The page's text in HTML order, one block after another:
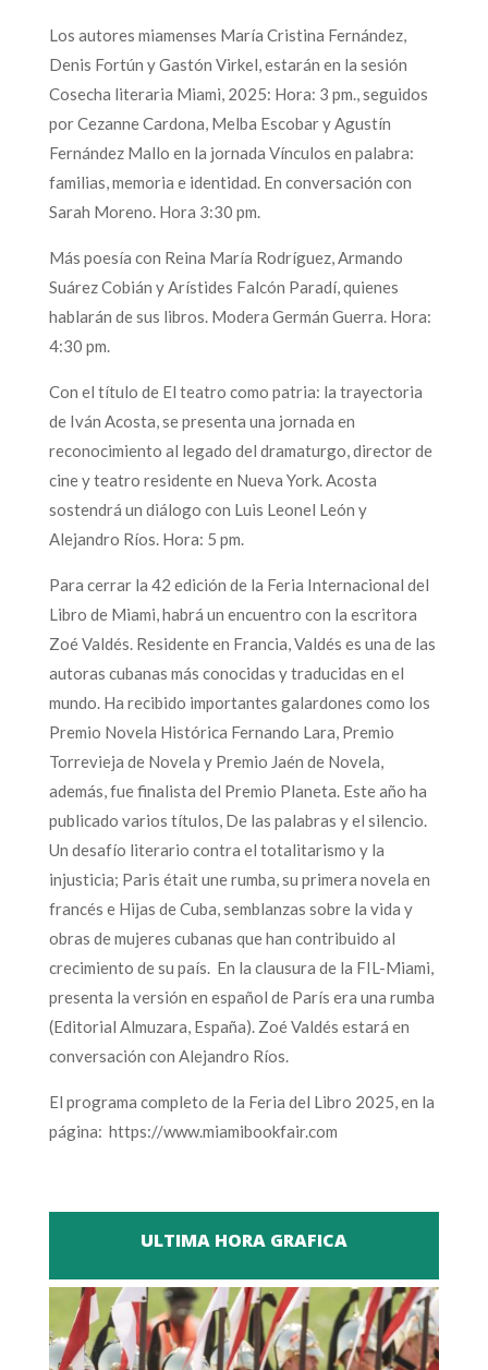
Los autores miamenses María Cristina Fernández,
Denis Fortún y Gastón Virkel, estarán en la sesión
Cosecha literaria Miami, 2025: Hora: 3 pm., seguidos
por Cezanne Cardona, Melba Escobar y Agustín
Fernández Mallo en la jornada Vínculos en palabra:
familias, memoria e identidad. En conversación con
Sarah Moreno. Hora 3:30 pm.
Más poesía con Reina María Rodríguez, Armando
Suárez Cobián y Arístides Falcón Paradí, quienes
hablarán de sus libros. Modera Germán Guerra. Hora:
4:30 pm.
Con el título de El teatro como patria: la trayectoria
de Iván Acosta, se presenta una jornada en
reconocimiento al legado del dramaturgo, director de
cine y teatro residente en Nueva York. Acosta
sostendrá un diálogo con Luis Leonel León y
Alejandro Ríos. Hora: 5 pm.
Para cerrar la 42 edición de la Feria Internacional del
Libro de Miami, habrá un encuentro con la escritora
Zoé Valdés. Residente en Francia, Valdés es una de las
autoras cubanas más conocidas y traducidas en el
mundo. Ha recibido importantes galardones como los
Premio Novela Histórica Fernando Lara, Premio
Torrevieja de Novela y Premio Jaén de Novela,
además, fue finalista del Premio Planeta. Este año ha
publicado varios títulos, De las palabras y el silencio.
Un desafío literario contra el totalitarismo y la
injusticia; Paris était une rumba, su primera novela en
francés e Hijas de Cuba, semblanzas sobre la vida y
obras de mujeres cubanas que han contribuido al
crecimiento de su país. En la clausura de la FIL-Miami,
presenta la versión en español de París era una rumba
(Editorial Almuzara, España). Zoé Valdés estará en
conversación con Alejandro Ríos.
El programa completo de la Feria del Libro 2025, en la
página: https://www.miamibookfair.com
ULTIMA HORA GRAFICA